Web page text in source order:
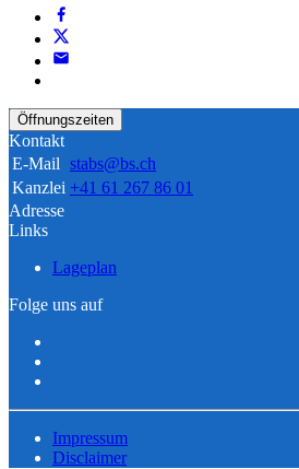
Öffnungszeiten
Kontakt
E-Mail stabs@bs.ch
Kanzlei +41 61 267 86 01
Adresse
Links
Lageplan
Folge uns auf
Impressum
Disclaimer